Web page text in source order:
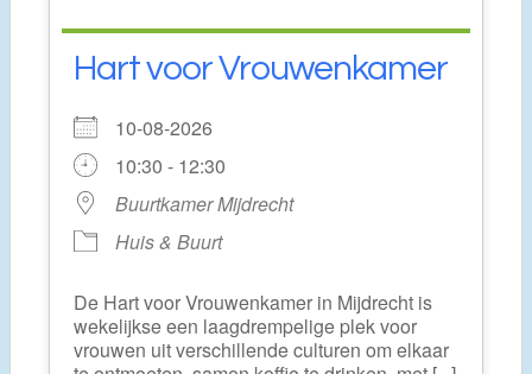
Hart voor Vrouwenkamer
10-08-2026
10:30 - 12:30
Buurtkamer Mijdrecht
Huis & Buurt
De Hart voor Vrouwenkamer in Mijdrecht is
wekelijkse een laagdrempelige plek voor
vrouwen uit verschillende culturen om elkaar